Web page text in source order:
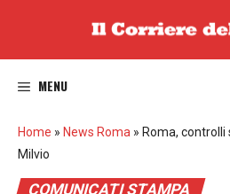
MENU
Home » News Roma » Roma, controlli
Milvio
COMUNICATI STAMPA